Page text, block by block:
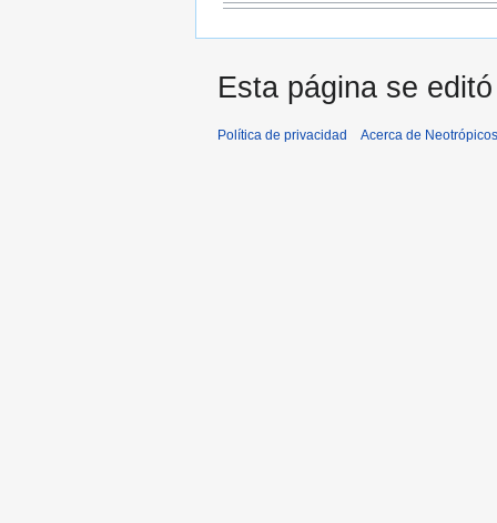
Esta página se
Política de privacidad Acerca de Neotrópicos